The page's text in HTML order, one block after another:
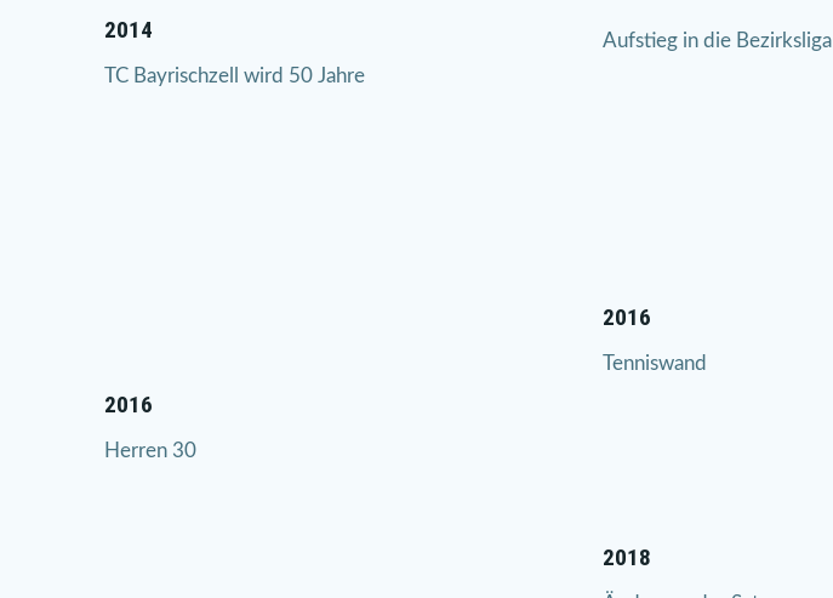
2014
TC Bayrischzell wird 50 Jahre
Aufstieg in die Bezirksliga
2016
Herren 30
2016
Tenniswand
2018